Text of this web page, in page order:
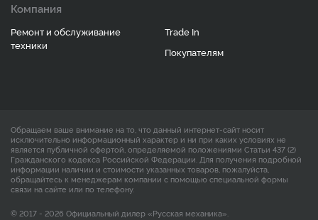
Компания
Ремонт и обслуживание
техники
Trade In
Покупателям
Обращаем ваше внимание на то, что данный интернет-сайт носит
исключительно информационный характер и ни при каких условиях не
является публичной офертой, определяемой положениями Статьи 437 (2)
Гражданского кодекса Российской Федерации. Для получения подробной
информации наличии и стоимости указанных товаров, пожалуйста,
обращайтесь к менеджерам компании с помощью специальной формы
связи на сайте или по телефону.
© 2017 - 2026 Официальный дилер «Русская механика».